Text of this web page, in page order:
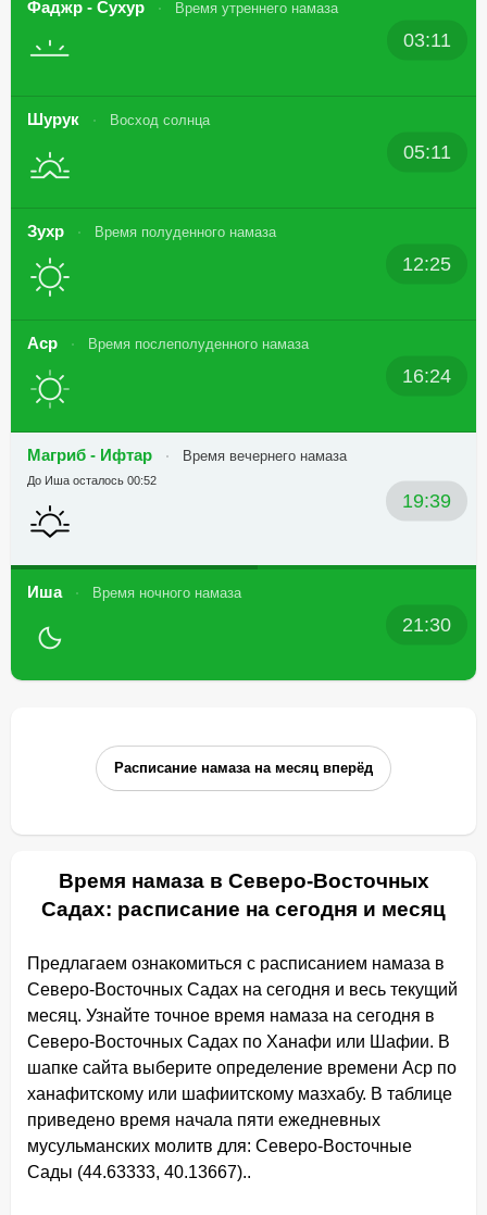
Фаджр - Сухур Время утреннего намаза
03:11
Шурук Восход солнца
05:11
Зухр Время полуденного намаза
12:25
Аср Время послеполуденного намаза
16:24
Магриб - Ифтар Время вечернего намаза
19:39
До Иша осталось 00:52
Иша Время ночного намаза
21:30
Расписание намаза на месяц вперёд
Время намаза в Северо-Восточных
Садах: расписание на сегодня и месяц
Предлагаем ознакомиться с расписанием намаза в
Северо-Восточных Садах на сегодня и весь текущий
месяц. Узнайте точное время намаза на сегодня в
Северо-Восточных Садах по Ханафи или Шафии. В
шапке сайта выберите определение времени Аср по
ханафитскому или шафиитскому мазхабу. В таблице
приведено время начала пяти ежедневных
мусульманских молитв для: Северо-Восточные
Сады (44.63333, 40.13667)..